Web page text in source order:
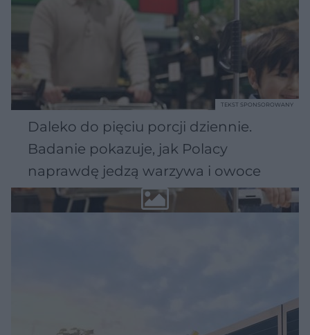
Daleko do pięciu porcji dziennie.
Badanie pokazuje, jak Polacy
naprawdę jedzą warzywa i owoce
TEKST SPONSOROWANY